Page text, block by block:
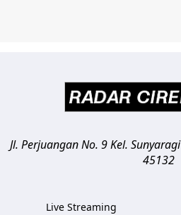
Jl. Perjuangan No. 9 Kel. Sunyaragi
45132
Live Streaming